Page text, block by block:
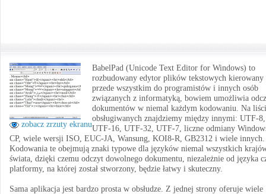
zobacz zrzuty ekranu
BabelPad (Unicode Text Editor for Windows) to
rozbudowany edytor plików tekstowych kierowany
przede wszystkim do programistów i innych osób
związanych z informatyką, bowiem umożliwia
dokumentów w niemal każdym kodowaniu. Na
obsługiwanych znajdziemy między innymi: UTF-8,
UTF-16, UTF-32, UTF-7, liczne odmiany
CP, wiele wersji ISO, EUC-JA, Wansung, KOI8-R, GB2312 i wiele innych.
Kodowania te obejmują znaki typowe dla języków niemal wszystkich
świata, dzięki czemu odczyt dowolnego dokumentu, niezależnie od języka
platformy, na której został stworzony, będzie łatwy i skuteczny.
Sama aplikacja jest bardzo prosta w obsłudze. Z jednej strony oferuje wiele